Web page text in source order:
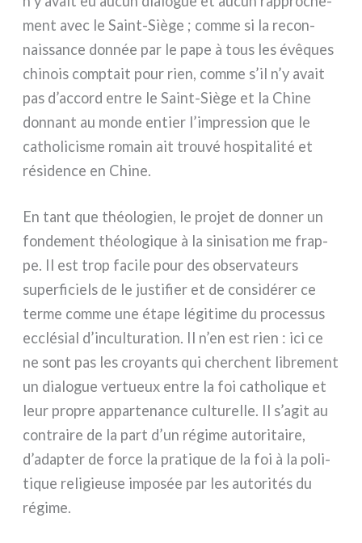
ment avec le Saint-Siège ; com­me si la recon­
nais­san­ce don­née par le pape à tous les évê­ques
chi­nois comp­tait pour rien, com­me s’il n’y avait
pas d’accord entre le Saint-Siège et la Chine
don­nant au mon­de entier l’impression que le
catho­li­ci­sme romain ait trou­vé hospi­ta­li­té et
rési­den­ce en Chine.
En tant que théo­lo­gien, le pro­jet de don­ner un
fon­de­ment théo­lo­gi­que à la sini­sa­tion me frap­
pe. Il est trop faci­le pour des obser­va­teurs
super­fi­ciels de le justi­fier et de con­si­dé­rer ce
ter­me com­me une éta­pe légi­ti­me du pro­ces­sus
ecclé­sial d’inculturation. Il n’en est rien : ici ce
ne sont pas les croyan­ts qui cher­chent libre­ment
un dia­lo­gue ver­tueux entre la foi catho­li­que et
leur pro­pre appar­te­nan­ce cul­tu­rel­le. Il s’agit au
con­trai­re de la part d’un régi­me auto­ri­tai­re,
d’adapter de for­ce la pra­ti­que de la foi à la poli­
ti­que reli­gieu­se impo­sée par les auto­ri­tés du
régi­me.